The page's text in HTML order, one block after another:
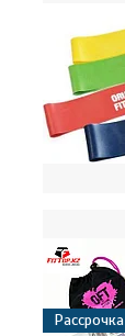
Рассрочка